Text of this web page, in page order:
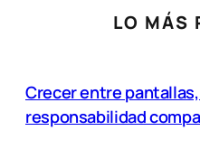
LO MÁS
Crecer entre
responsabilidad